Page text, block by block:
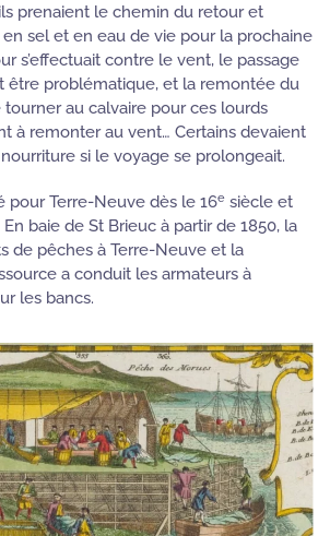
prenaient le chemin du retour et
en sel et en eau de vie pour la prochaine
s’effectuait contre le vent, le passage
être problématique, et la remontée du
au calvaire pour ces lourds
à remonter au vent… Certains devaient
si le voyage se prolongeait.
pour Terre-Neuve dès le 16e siècle et
En baie de St Brieuc à partir de 1850, la
de pêches à Terre-Neuve et la
a conduit les armateurs à
les bancs.